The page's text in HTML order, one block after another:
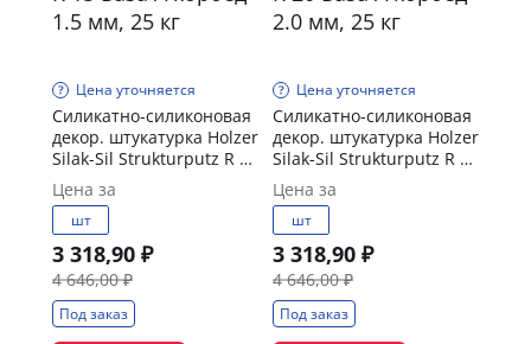
Цена уточняется
Силикатно-силиконовая
декор. штукатурка Holzer
Silak-Sil Strukturputz R 15
База А короед 1.5 мм, 25
кг
Цена за
шт
3 318,90 ₽
4 646,00 ₽
Под заказ
Цена уточняется
Силикатно-силиконовая
декор. штукатурка Holzer
Silak-Sil Strukturputz R 20
База А короед 2.0 мм, 25
кг
Цена за
шт
3 318,90 ₽
4 646,00 ₽
Под заказ